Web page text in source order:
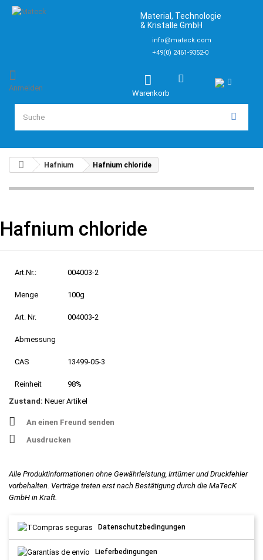
Material, Technologie
& Kristalle GmbH
info@mateck.com
+49(0) 2461-9352-0
Warenkorb
Anmelden
Hafnium Hafnium chloride
Hafnium chloride
Art.Nr.: 004003-2
Menge 100g
Art. Nr. 004003-2
Abmessung
CAS 13499-05-3
Reinheit
98%
Zustand: Neuer Artikel
An einen Freund senden
Ausdrucken
Alle Produktinformationen ohne Gewährleistung, Irrtümer und Druckfehler
vorbehalten. Verträge treten erst nach Bestätigung durch die MaTecK
GmbH in Kraft.
Datenschutzbedingungen
Lieferbedingungen